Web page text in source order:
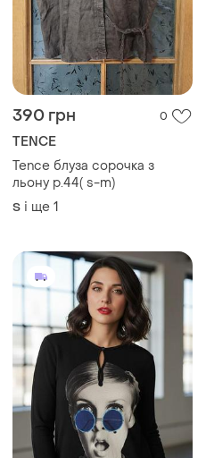
390 грн 0
TENCE
Tence блуза сорочка з
льону р.44( s-m)
S і ще 1